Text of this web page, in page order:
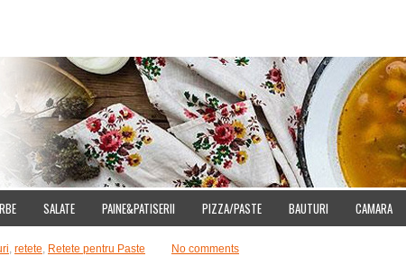
SALATE PAINE&PATISERII PIZZA/PASTE BAUTURI CAMARA
, retete, Retete pentru Paste No comments